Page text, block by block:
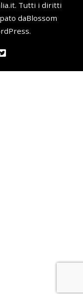
. Tutti i diritti
daBlossom
.